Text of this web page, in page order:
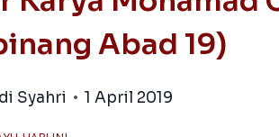
Abad 19)
Syahri 1 April 2019